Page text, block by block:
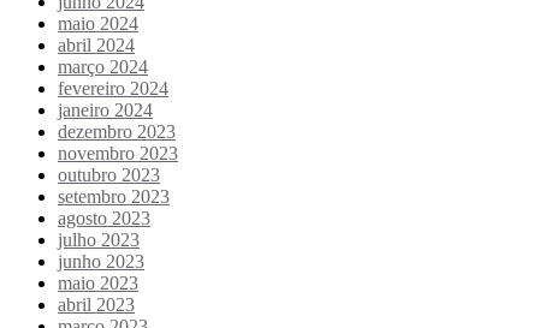
maio 2024
abril 2024
março 2024
fevereiro 2024
janeiro 2024
dezembro 2023
novembro 2023
outubro 2023
setembro 2023
agosto 2023
julho 2023
junho 2023
maio 2023
abril 2023